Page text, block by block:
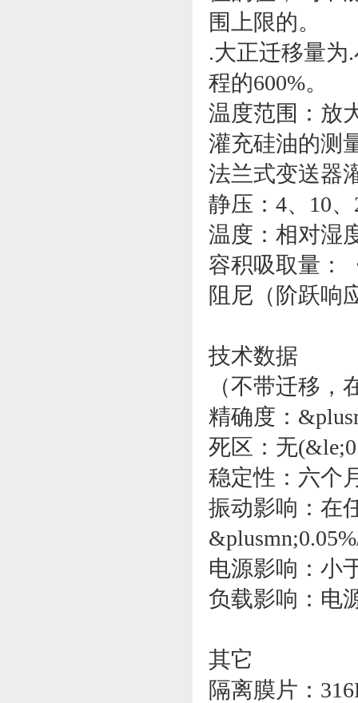
围上限的。
.大正迁移量
程的600%。
温度范围：放
灌充硅油的测
法兰式变送器
静压：4、10、
温度：相对湿
容积吸取量：
阻尼（阶跃响
技术数据
（不带迁移
精确度：
死区：无
稳定性：六个
振动影响：在
电源影响：小
负载影响：电
其它
隔离膜片：